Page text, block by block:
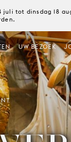
tot dinsdag 18
UW BEZOEK